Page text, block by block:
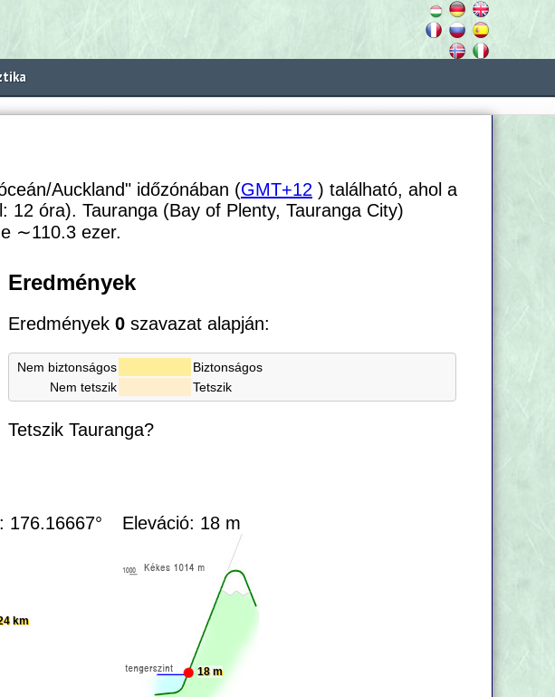
Auckland" időzónában (GMT+12 ) található, ahol a
12 óra). Tauranga (Bay of Plenty, Tauranga City)
∼110.3 ezer.
Eredmények
Eredmények0 szavazat alapján:
Nem biztonságos
Biztonságos
Nem tetszik
Tetszik
Tetszik Tauranga?
176.16667°
km
Eleváció: 18 m
18 m